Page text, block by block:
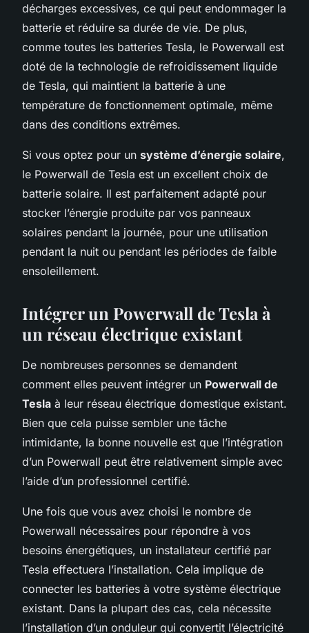
décharges excessives, ce qui peut endommager la
batterie et réduire sa durée de vie. De plus,
comme toutes les batteries Tesla, le Powerwall est
doté de la technologie de refroidissement liquide
de Tesla, qui maintient la batterie à une
température de fonctionnement optimale, même
dans des conditions extrêmes.
Si vous optez pour un système d’énergie solaire,
le Powerwall de Tesla est un excellent choix de
batterie solaire. Il est parfaitement adapté pour
stocker l’énergie produite par vos panneaux
solaires pendant la journée, pour une utilisation
pendant la nuit ou pendant les périodes de faible
ensoleillement.
Intégrer un Powerwall de Tesla à
un réseau électrique existant
De nombreuses personnes se demandent
comment elles peuvent intégrer un Powerwall de
Tesla à leur réseau électrique domestique existant.
Bien que cela puisse sembler une tâche
intimidante, la bonne nouvelle est que l’intégration
d’un Powerwall peut être relativement simple avec
l’aide d’un professionnel certifié.
Une fois que vous avez choisi le nombre de
Powerwall nécessaires pour répondre à vos
besoins énergétiques, un installateur certifié par
Tesla effectuera l’installation. Cela implique de
connecter les batteries à votre système électrique
existant. Dans la plupart des cas, cela nécessite
l’installation d’un onduleur qui convertit l’électricité